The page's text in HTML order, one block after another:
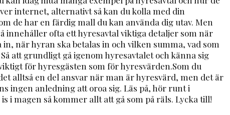
internet, alternativt så kan du kolla med din
de har en färdig mall du kan använda dig utav. Men
innehåller ofta ett hyresavtal viktiga detaljer som när
när hyran ska betalas in och vilken summa, vad som
att grundligt gå igenom hyresavtalet och känna sig
för hyresgästen som för hyresvärden.Som du
alltså en del ansvar när man är hyresvärd, men det är
ingen anledning att oroa sig. Läs på, hör runt i
i magen så kommer allt att gå som på räls. Lycka till!